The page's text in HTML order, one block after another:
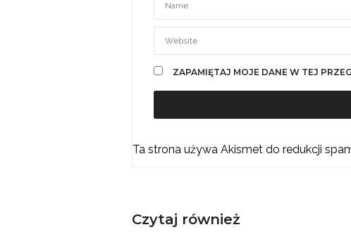
ZAPAMIĘTAJ MOJE DANE W TEJ
Ta strona używa Akismet do redukcji
Czytaj również